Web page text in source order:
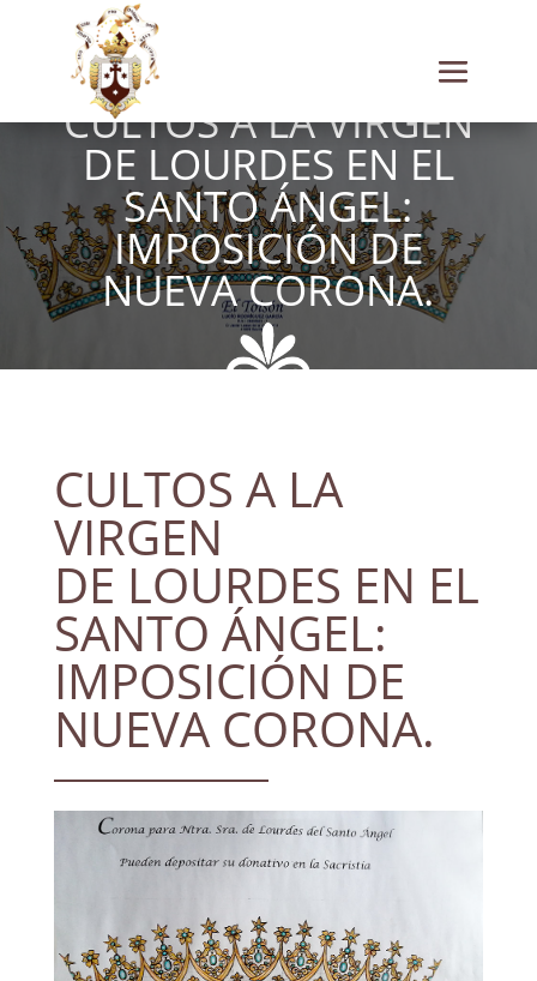
CULTOS A LA VIRGEN
DE LOURDES EN EL
SANTO ÁNGEL:
IMPOSICIÓN DE
NUEVA CORONA.
CULTOS A LA
VIRGEN
DE LOURDES EN EL
SANTO ÁNGEL:
IMPOSICIÓN DE
NUEVA CORONA.